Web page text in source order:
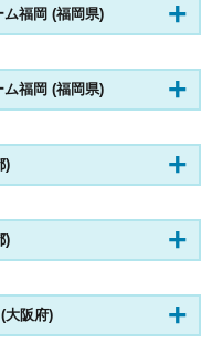
福岡 (福岡県)
福岡 (福岡県)
)
)
大阪府)